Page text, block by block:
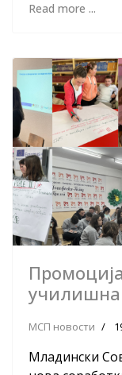
Read more ...
училишна
МСП новости
Младински